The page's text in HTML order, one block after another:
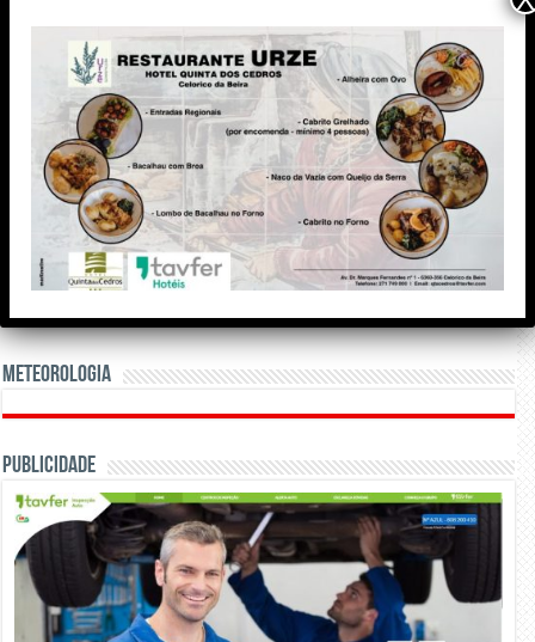
Meteorologia
Publicidade